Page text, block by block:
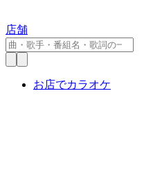
店舗
お店でカラオケ